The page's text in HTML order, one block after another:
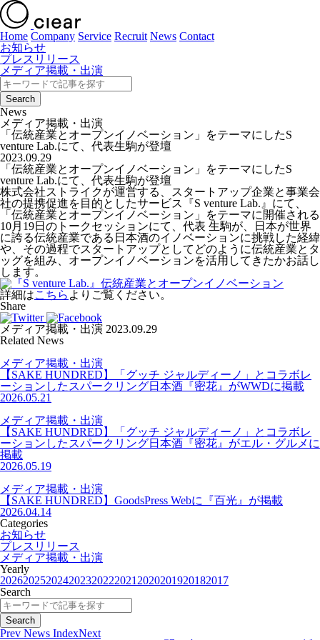
Home Company Service Recruit News Contact
お知らせ
プレスリリース
メディア掲載・出演
News
メディア掲載・出演
「伝統産業とオープンイノベーション」をテーマにしたS
venture Lab.にて、代表生駒が登壇
2023.09.29
「伝統産業とオープンイノベーション」をテーマにしたS
venture Lab.にて、代表生駒が登壇
株式会社ストライクが運営する、スタートアップ企業と事業会
社の提携促進を目的としたサービス『S venture Lab.』にて、
「伝統産業とオープンイノベーション」をテーマに開催される
10月19日のトークセッションにて、代表 生駒が、日本が世界
に誇る伝統産業である日本酒のイノベーションに挑戦した経緯
や、その過程でスタートアップとしてどのように伝統産業とタ
ッグを組み、オープンイノベーションを活用してきたかお話し
します。
詳細はこちら よりご覧ください。
Share
メディア掲載・出演 2023.09.29
Related News
メディア掲載・出演
【SAKE HUNDRED】「グッチ ジャルディーノ」とコラボレ
ーションしたスパークリング日本酒『密花』がWWDに掲載
2026.05.21
メディア掲載・出演
【SAKE HUNDRED】「グッチ ジャルディーノ」とコラボレ
ーションしたスパークリング日本酒『密花』がエル・グルメに
掲載
2026.05.19
メディア掲載・出演
【SAKE HUNDRED】GoodsPress Webに『百光』が掲載
2026.04.14
Categories
お知らせ
プレスリリース
メディア掲載・出演
Yearly
202620252024202320222021 2020201920182017
Search
Prev News IndexNext